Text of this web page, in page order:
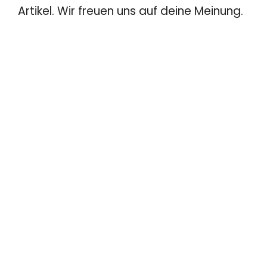
Artikel. Wir freuen uns auf deine Meinung.